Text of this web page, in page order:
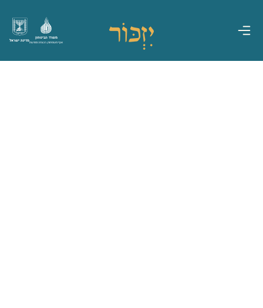
מדינת ישראל
משרד הביטחון
אגף משפחות, הנצחה ומורשת